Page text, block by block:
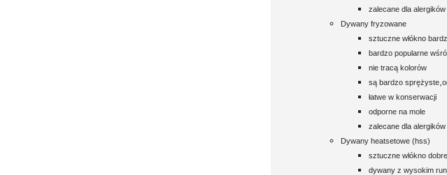
zalecane dla alergików
Dywany fryzowane
sztuczne włókno
bardzo popularne
nie tracą kolorów
są bardzo sprężyste
łatwe w konserwacji
odporne na mole
zalecane dla alergików
Dywany heatsetowe (hss)
sztuczne włókno
dywany z wysokim